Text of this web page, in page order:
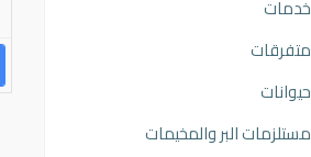
96566982018
خدمات
متفرقات
حيوانات
مستلزمات البر والمخيمات